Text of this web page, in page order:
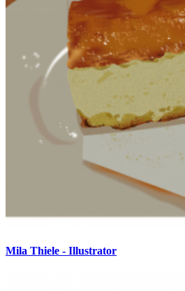
Mila Thiele - Illustrator